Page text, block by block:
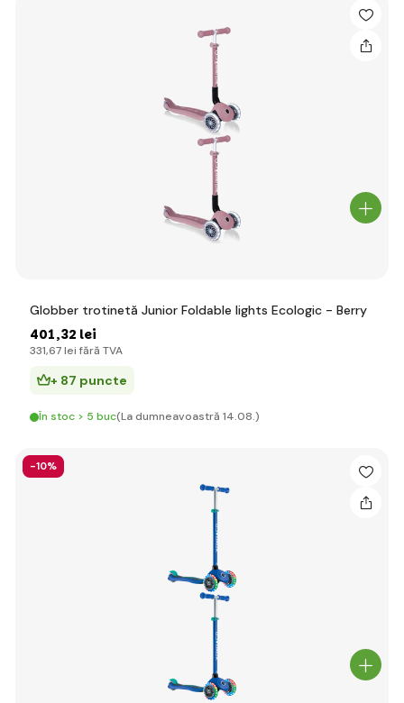
Globber trotinetă Junior Foldable lights Ecologic - Berry
401,32 lei
331,67 lei fără TVA
+ 87 puncte
În stoc > 5 buc(La dumneavoastră 14.08.)
-10%